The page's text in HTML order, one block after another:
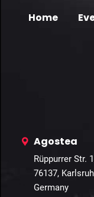
Home
Agostea
Rüppurrer Str.
76137,
Germany